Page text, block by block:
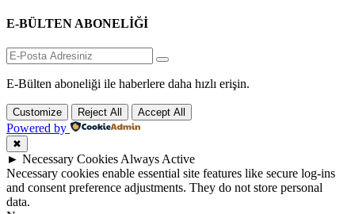
E-BÜLTEN ABONELİĞİ
E-Bülten aboneliği ile haberlere daha hızlı erişin.
Customize Reject All Accept All
Powered by
✖
► Necessary Cookies Always Active
Necessary cookies enable essential site features like secure log-ins
and consent preference adjustments. They do not store personal
data.